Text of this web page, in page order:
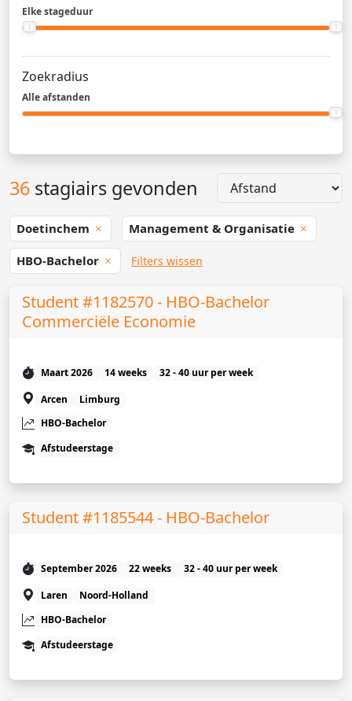
Elke stageduur
Zoekradius
Alle afstanden
36 stagiairs gevonden
Doetinchem Management & Organisatie
HBO-Bachelor Filters wissen
Student #1182570 - HBO-Bachelor
Commerciële Economie
Maart 2026 14 weeks
32 - 40 uur per week
Arcen
Limburg
HBO-Bachelor
Afstudeerstage
Student #1185544 - HBO-Bachelor
September 2026 22 weeks
32 - 40 uur per week
Laren
Noord-Holland
HBO-Bachelor
Afstudeerstage